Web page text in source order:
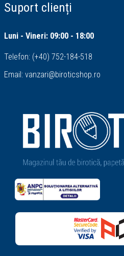
Suport clienți
Luni - Vineri: 09:00 - 18:00
Telefon: (+40) 752-184-518
Email: vanzari@biroticshop.ro